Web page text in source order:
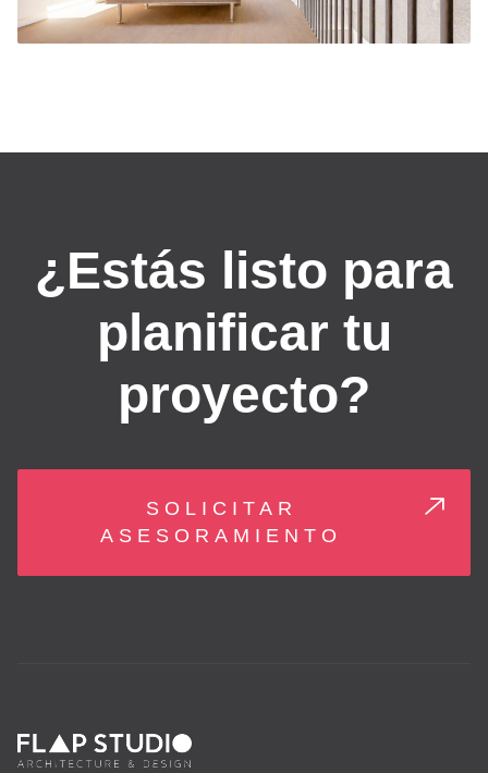
¿Estás listo para
planificar tu
proyecto?
SOLICITAR
ASESORAMIENTO